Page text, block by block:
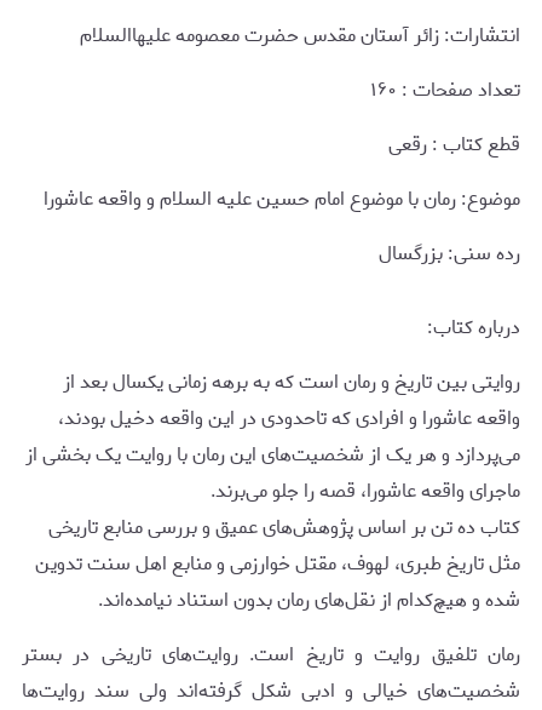
انتشارات: زائر آستان مقدس حضرت معصومه علیهاالسلام
تعداد صفحات : ۱۶۰
قطع کتاب : رقعی
موضوع: رمان با موضوع امام حسین علیه السلام و واقعه عاشورا
رده سنی: بزرگسال
درباره کتاب:
روایتی بین تاریخ و رمان است که به برهه زمانی یکسال بعد از
واقعه عاشورا و افرادی که تاحدودی در این واقعه دخیل بودند،
می‌پردازد و هر یک از شخصیت‌های این رمان با روایت یک بخشی از
ماجرای واقعه عاشورا، قصه را جلو می‌برند.
کتاب ده تن بر اساس پژوهش‌های عمیق و بررسی منابع تاریخی
مثل تاریخ طبری، لهوف، مقتل خوارزمی و منابع اهل سنت تدوین
شده و هیچ‌کدام از نقل‌های رمان بدون استناد نیامده‌اند.
رمان تلفیق روایت و تاریخ است. روایت‌های تاریخی در بستر
شخصیت‌های خیالی و ادبی شکل گرفته‌اند ولی سند روایت‌ها